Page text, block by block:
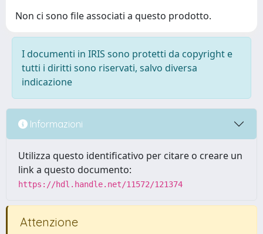
Non ci sono file associati a questo prodotto.
I documenti in IRIS sono protetti da copyright e
tutti i diritti sono riservati, salvo diversa
indicazione
Informazioni
Utilizza questo identificativo per citare o creare un
link a questo documento:
https://hdl.handle.net/11572/121374
Attenzione